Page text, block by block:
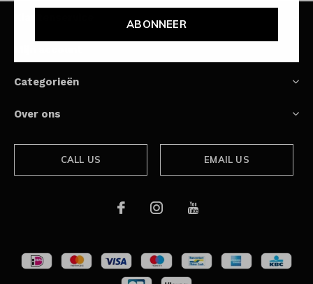
ABONNEER
Categorieën
Over ons
CALL US EMAIL US